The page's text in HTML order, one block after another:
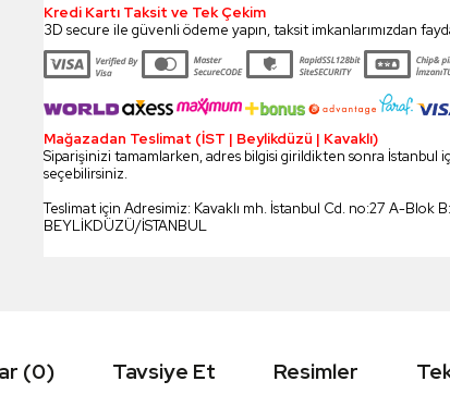
Kredi Kartı Taksit ve Tek Çekim
3D secure ile güvenli ödeme yapın, taksit imkanlarımızdan
Mağazadan Teslimat (İST | Beylikdüzü | Kavaklı)
Siparişinizi tamamlarken, adres bilgisi girildikten sonra İstanbul
seçebilirsiniz.
Teslimat için Adresimiz: Kavaklı mh. İstanbul Cd. no:27 A-Blok
BEYLİKDÜZÜ/İSTANBUL
(0) Tavsiye Et Resimler